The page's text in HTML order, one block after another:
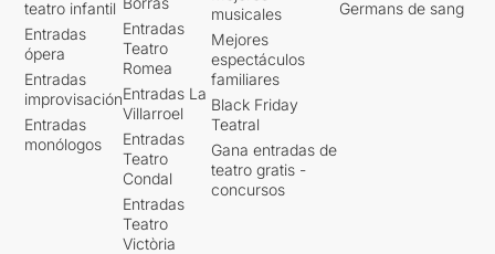
teatro infantil
Entradas
ópera
Entradas
improvisación
Entradas
monólogos
Entradas
Teatro
Romea
Entradas La
Villarroel
Entradas
Teatro
Condal
Entradas
Teatro
Victòria
musicales
Mejores
espectáculos
familiares
Black Friday
Teatral
Gana entradas de
teatro gratis -
concursos
Germans de sang